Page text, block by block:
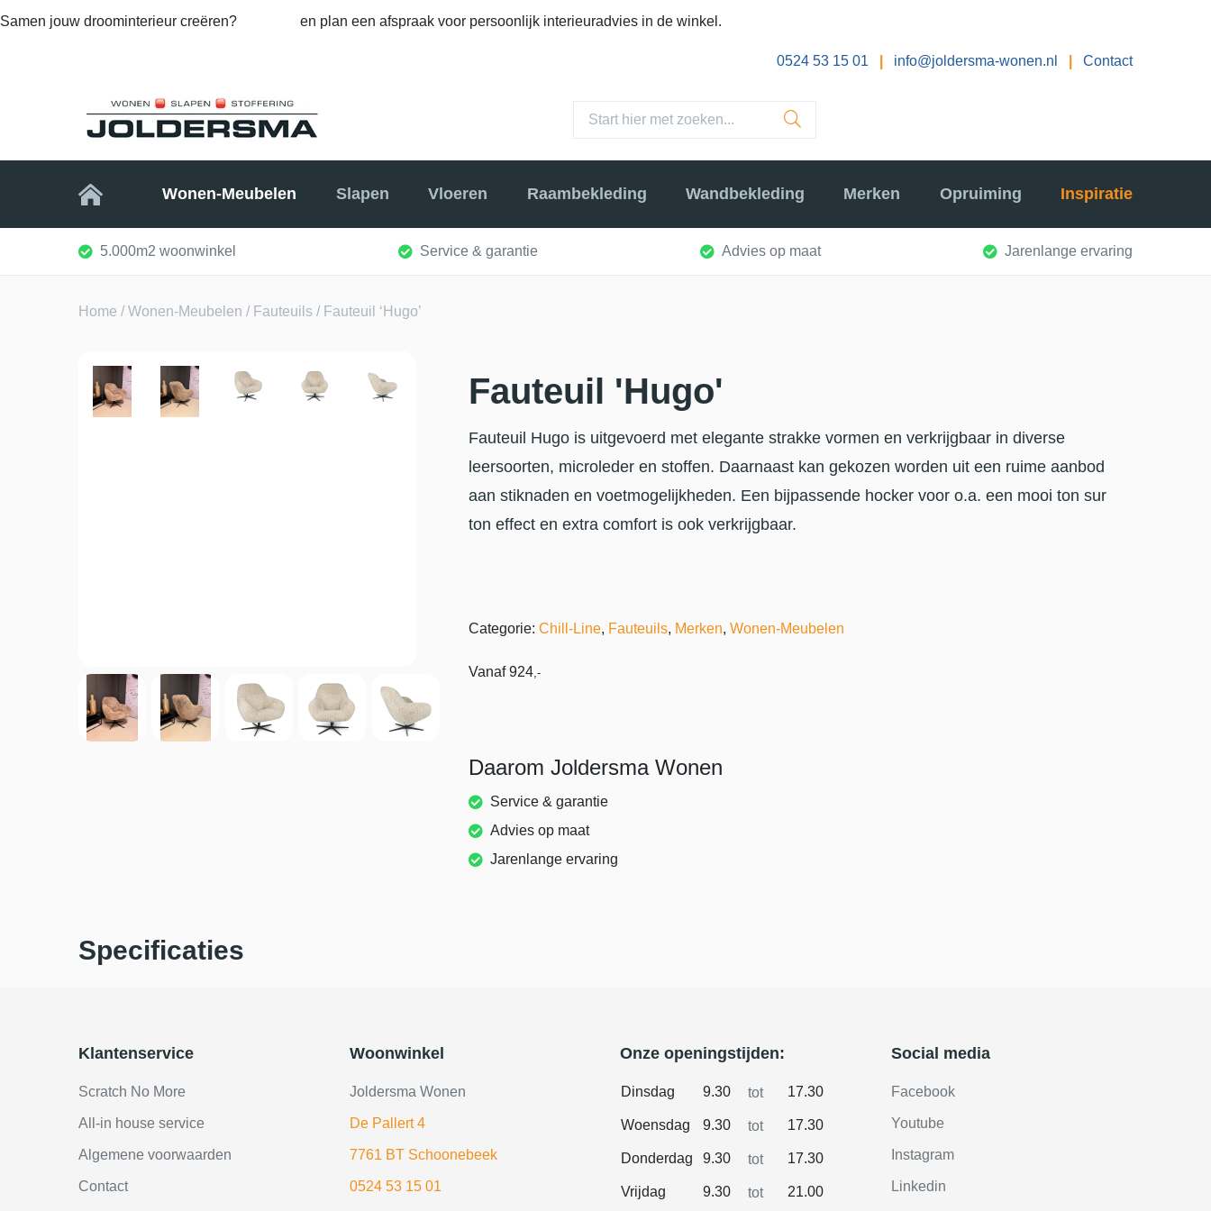
Samen jouw droominterieur creëren? en plan een afspraak voor persoonlijk interieuradvies in de winkel.
0524 53 15 01 info@joldersma-wonen.nl Contact
Home Wonen-Meubelen Slapen Vloeren Raambekleding Wandbekleding Merken Opruiming Inspiratie
5.000m2 woonwinkel Service & garantie Advies op maat Jarenlange ervaring
Home /Wonen-Meubelen / Fauteuils / Fauteuil ‘Hugo’
Fauteuil 'Hugo'
Fauteuil Hugo is uitgevoerd met elegante strakke vormen en verkrijgbaar in diverse
leersoorten, microleder en stoffen. Daarnaast kan gekozen worden uit een ruime aanbod
aan stiknaden en voetmogelijkheden. Een bijpassende hocker voor o.a. een mooi ton sur
ton effect en extra comfort is ook verkrijgbaar.
Categorie: Chill-Line, Fauteuils, Merken, Wonen-Meubelen
Vanaf 924,-
Daarom Joldersma Wonen
Service & garantie
Advies op maat
Jarenlange ervaring
Specificaties
Klantenservice
Scratch No More
All-in house service
Algemene voorwaarden
Contact
Woonwinkel
Joldersma Wonen
De Pallert 4
7761 BT Schoonebeek
0524 53 15 01
Onze openingstijden:
Dinsdag 9.30 tot 17.30
Woensdag 9.30 tot 17.30
Donderdag 9.30 tot 17.30
Vrijdag 9.30 tot 21.00
Social media
Facebook
Youtube
Instagram
Linkedin